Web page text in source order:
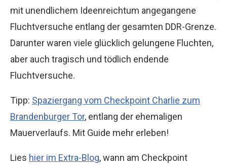
mit unendlichem Ideenreichtum angegangene
Fluchtversuche entlang der gesamten DDR-Grenze.
Darunter waren viele glücklich gelungene Fluchten,
aber auch tragisch und tödlich endende
Fluchtversuche.
Tipp: Spaziergang vom Checkpoint Charlie zum
Brandenburger Tor, entlang der ehemaligen
Mauerverlaufs. Mit Guide mehr erleben!
Lies hier im Extra-Blog, wann am Checkpoint